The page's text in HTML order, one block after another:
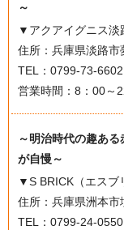
～
▼アクアイグニス淡
住所：兵庫県淡路市
TEL：0799-73-6602
営業時間：8：00～
～明治時代の趣あ
が自慢～
▼S BRICK（エスブ
住所：兵庫県洲本市
TEL：0799-24-0550